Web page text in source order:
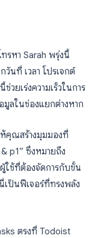
รหา Sarah พรุ่งนี้
นที่ เวลา โปรเจกต์
วยเร่งความเร็วในการ
มูลในช่องแยกต่างหาก
คุณสร้างมุมมองที่
p1” ซึ่งหมายถึง
ใช้ที่ต้องจัดการกับขั้น
เป็นฟีเจอร์ที่ทรงพลัง
ตรงที่ Todoist